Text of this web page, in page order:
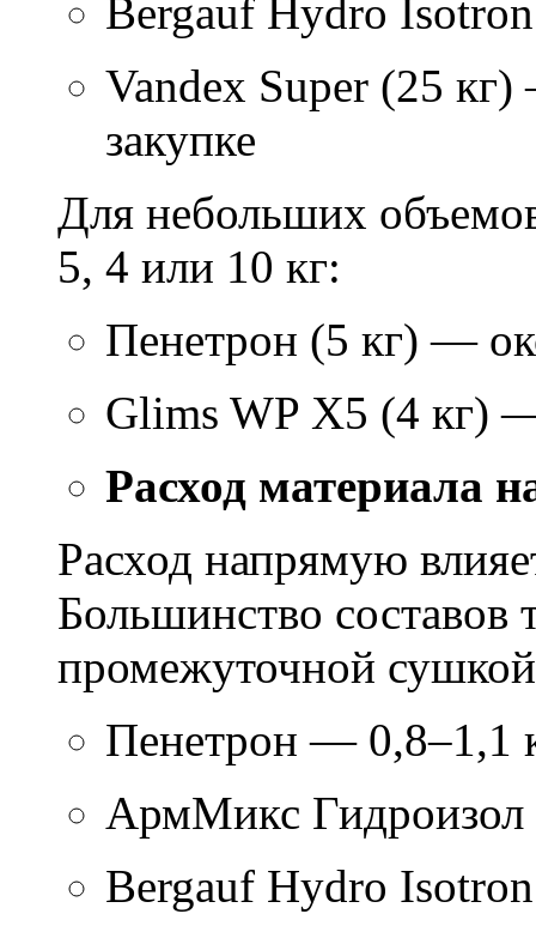
Bergauf Hydro
Vandex Super (25
закупке
Для небольших
5, 4 или 10 кг:
Пенетрон (5 кг) —
Glims WP X5 (4 кг)
Расход материала
Расход напрямую
Большинство составов
промежуточной
Пенетрон — 0,8–1,1
АрмМикс
Bergauf Hydro